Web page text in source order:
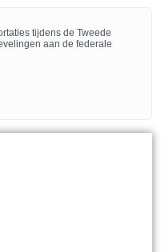
tijdens de Tweede
aan de federale